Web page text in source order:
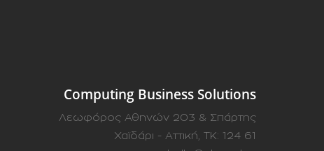
Computing Business Solutions
Λεωφόρος Αθηνών 203 & Σπάρτης
Χαϊδάρι - Αττική, ΤΚ: 124 61